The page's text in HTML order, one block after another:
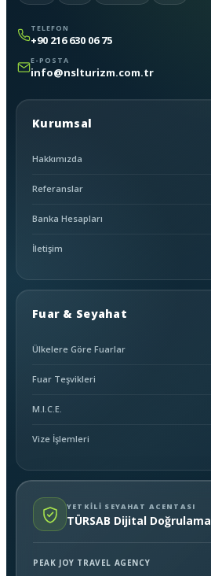
TELEFON
+90 216 630 06 75
E-POSTA
info@nslturizm.com.tr
Kurumsal
Hakkımızda
Referanslar
Banka Hesapları
İletişim
Fuar & Seyahat
Ülkelere Göre Fuarlar
Fuar Teşvikleri
M.I.C.E.
Vize İşlemleri
YETKİLİ SEYAHAT ACENTASI
TÜRSAB Dijital Doğrulama
PEAK JOY TRAVEL AGENCY